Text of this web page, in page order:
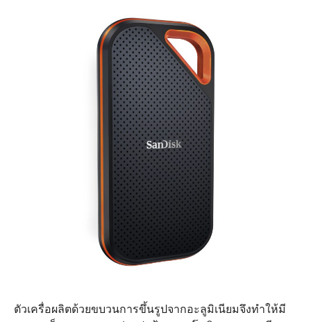
ตัวเครื่อผลิตด้วยขบวนการขึ้นรูปจากอะลูมิเนียมจึงทำให้มี